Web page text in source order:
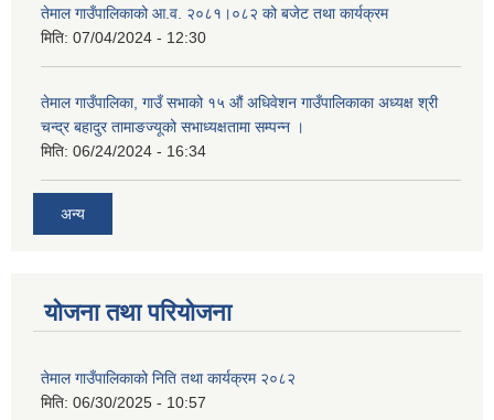
तेमाल गाउँपालिकाको आ.व. २०८१।०८२ को बजेट तथा कार्यक्रम
मिति: 07/04/2024 - 12:30
तेमाल गाउँपालिका, गाउँ सभाको १५ औं अधिवेशन गाउँपालिकाका अध्यक्ष श्री
चन्द्र बहादुर तामाङज्यूको सभाध्यक्षतामा सम्पन्न ।
मिति: 06/24/2024 - 16:34
अन्य
योजना तथा परियोजना
तेमाल गाउँपालिकाको निति तथा कार्यक्रम २०८२
मिति: 06/30/2025 - 10:57